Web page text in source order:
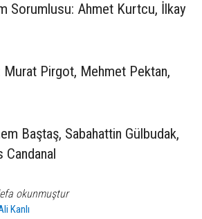
Sorumlusu: Ahmet Kurtcu, İlkay
Murat Pirgot, Mehmet Pektan,
Baştaş, Sabahattin Gülbudak,
Candanal
okunmuştur
Kanlı